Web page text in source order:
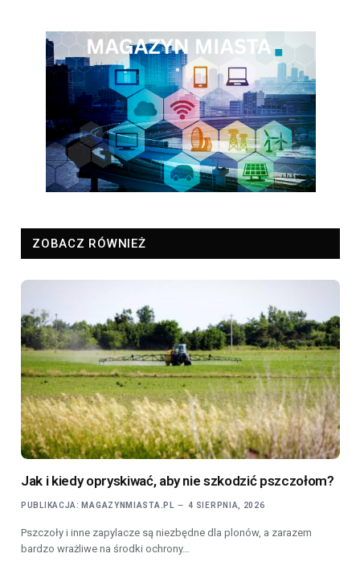
ZOBACZ RÓWNIEŻ
Jak i kiedy opryskiwać, aby nie szkodzić pszczołom?
PUBLIKACJA: MAGAZYNMIASTA.PL 4 SIERPNIA, 2026
Pszczoły i inne zapylacze są niezbędne dla plonów, a zarazem
bardzo wrażliwe na środki ochrony…